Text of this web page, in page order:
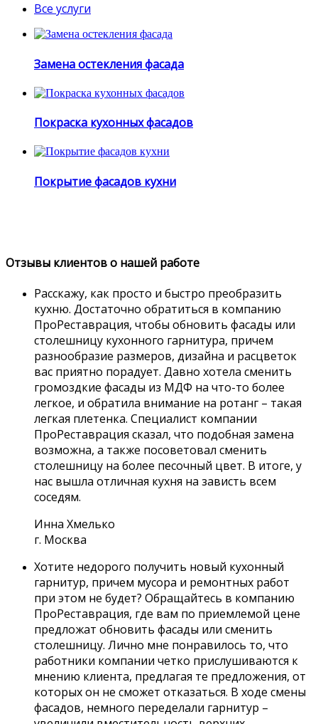
Все услуги
Замена остекления фасада
Покраска кухонных фасадов
Покрытие фасадов кухни
Отзывы клиентов о нашей работе
Расскажу, как просто и быстро преобразить
кухню. Достаточно обратиться в компанию
ПроРеставрация, чтобы обновить фасады или
столешницу кухонного гарнитура, причем
разнообразие размеров, дизайна и расцветок
вас приятно порадует. Давно хотела сменить
громоздкие фасады из МДФ на что-то более
легкое, и обратила внимание на ротанг – такая
легкая плетенка. Специалист компании
ПроРеставрация сказал, что подобная замена
возможна, а также посоветовал сменить
столешницу на более песочный цвет. В итоге, у
нас вышла отличная кухня на зависть всем
соседям.
Инна Хмелько
г. Москва
Хотите недорого получить новый кухонный
гарнитур, причем мусора и ремонтных работ
при этом не будет? Обращайтесь в компанию
ПроРеставрация, где вам по приемлемой цене
предложат обновить фасады или сменить
столешницу. Лично мне понравилось то, что
работники компании четко прислушиваются к
мнению клиента, предлагая те предложения, от
которых он не сможет отказаться. В ходе смены
фасадов, немного переделали гарнитур –